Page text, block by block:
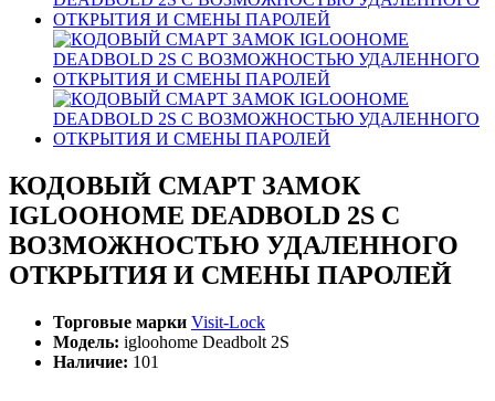
КОДОВЫЙ СМАРТ ЗАМОК
IGLOOHOME DEADBOLD 2S С
ВОЗМОЖНОСТЬЮ УДАЛЕННОГО
ОТКРЫТИЯ И СМЕНЫ ПАРОЛЕЙ
Торговые марки Visit-Lock
Модель: igloohome Deadbolt 2S
Наличие: 101